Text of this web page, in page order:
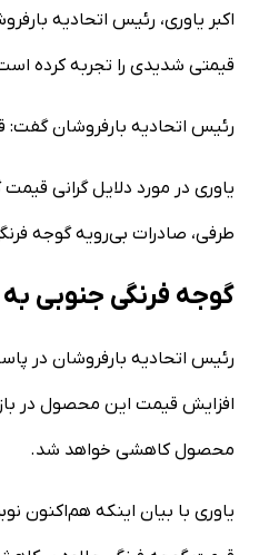
اکبر یاوری، رئیس اتحادیه
قیمتی شدیدی را تجربه کرده
رئیس اتحادیه بارفروشان گفت: قیمت گوجه
یاوری در مورد دلایل گرانی
طرفی، صادرات بی‌رویه گوجه
گوجه فرنگی جنوبی به
رئیس اتحادیه بارفروشان در
محصول کاهشی خواهد شد.